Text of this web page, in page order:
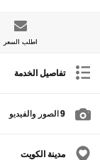
اطلب السعر
تفاصيل الخدمة
9 الصور والفيديو
مدينة الكويت